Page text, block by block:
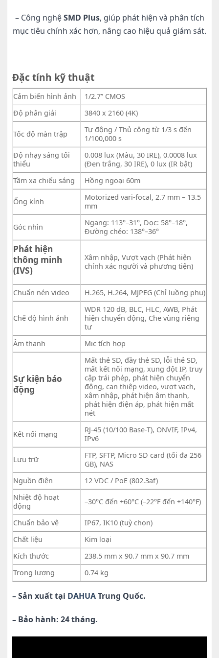
– Công nghệSMD Plus, giúp phát hiện và phân tích
mục tiêu chính xác hơn, nâng cao hiệu quả giám sát.
Đặc tính kỹ thuật
Cảm biến hình ảnh
1/2.7” CMOS
Độ phân giải
3840 x 2160 (4K)
Tốc độ màn trập
Tự động / Thủ công từ 1/3 s đến
1/100,000 s
Độ nhạy sáng tối
thiểu
0.008 lux (Màu, 30 IRE), 0.0008 lux
(Đen trắng, 30 IRE), 0 lux (IR bật)
Tầm xa chiếu sáng
Hồng ngoại 60m
Ống kính
Motorized vari-focal, 2.7 mm – 13.5
mm
Góc nhìn
Ngang: 113°–31°, Dọc: 58°–18°,
Đường chéo: 138°–36°
Phát hiện
thông minh
(IVS)
Xâm nhập, Vượt vạch (Phát hiện
chính xác người và phương tiện)
Chuẩn nén video H.265, H.264, MJPEG (Chỉ luồng phụ)
Chế độ hình ảnh
WDR 120 dB, BLC, HLC, AWB, Phát
hiện chuyển động, Che vùng riêng
tư
Âm thanh
Mic tích hợp
Sự kiện báo
động
Mất thẻ SD, đầy thẻ SD, lỗi thẻ SD,
mất kết nối mạng, xung đột IP, truy
cập trái phép, phát hiện chuyển
động, can thiệp video, vượt vạch,
xâm nhập, phát hiện âm thanh,
phát hiện điện áp, phát hiện mất
nét
Kết nối mạng
RJ-45 (10/100 Base-T), ONVIF, IPv4,
IPv6
Lưu trữ
FTP, SFTP, Micro SD card (tối đa 256
GB), NAS
Nguồn điện
12 VDC / PoE (802.3af)
Nhiệt độ hoạt
động
–30°C đến +60°C (–22°F đến +140°F)
Chuẩn bảo vệ
IP67, IK10 (tuỳ chọn)
Chất liệu
Kim loại
Kích thước
238.5 mm x 90.7 mm x 90.7 mm
Trọng lượng
0.74 kg
– Sản xuất tại DAHUATrung Quốc.
– Bảo hành: 24 tháng.